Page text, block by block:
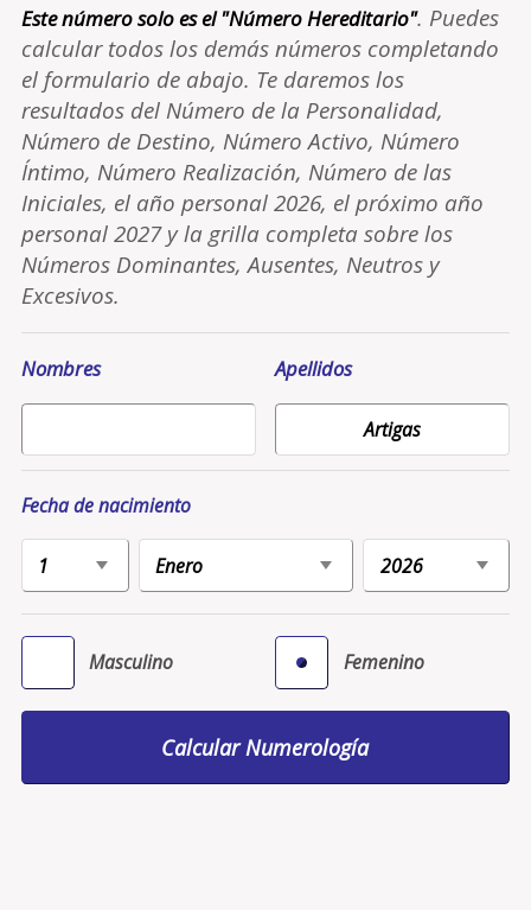
Este número solo es el "Número Hereditario". Puedes
calcular todos los demás números completando
el formulario de abajo. Te daremos los
resultados del Número de la Personalidad,
Número de Destino, Número Activo, Número
Íntimo, Número Realización, Número de las
Iniciales, el año personal 2026, el próximo año
personal 2027 y la grilla completa sobre los
Números Dominantes, Ausentes, Neutros y
Excesivos.
Nombres Apellidos
Fecha de nacimiento
Masculino Femenino